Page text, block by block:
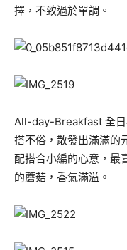
擇，不致過於單調。
All-day-Breakfast 全日
搭不俗，散發出滿滿的
配搭合小編的心意，最
的蘑菇，香氣滿溢。